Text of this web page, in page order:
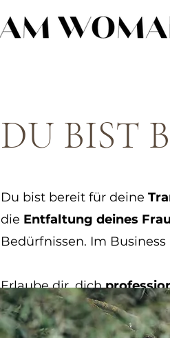
DU BIST
Du bist bereit für deine
die Entfaltung deines
Bedürfnissen. Im
Erlaube dir, dich
Weiblichkeit, deine
aufhören zu kämpfen